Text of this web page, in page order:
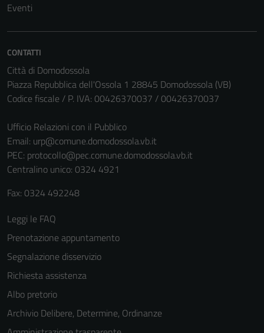
Eventi
CONTATTI
Città di Domodossola
Piazza Repubblica dell'Ossola 1 28845 Domodossola (VB)
Codice fiscale / P. IVA: 00426370037 / 00426370037
Ufficio Relazioni con il Pubblico
Email: urp@comune.domodossola.vb.it
PEC: protocollo@pec.comune.domodossola.vb.it
Centralino unico: 0324 4921
Fax: 0324 492248
Leggi le FAQ
Prenotazione appuntamento
Segnalazione disservizio
Richiesta assistenza
Albo pretorio
Archivio Delibere, Determine, Ordinanze
Questi cookie
sono necessari
del sito e non
possono